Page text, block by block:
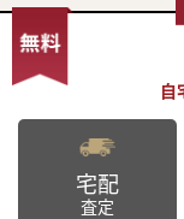
宅配
査定